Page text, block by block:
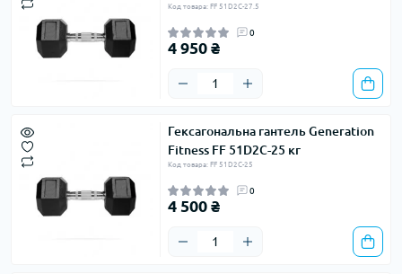
Код товара: FF 51D2C-27.5
0
4 950 ₴
Гексагональна гантель Generation
Fitness FF 51D2C-25 кг
Код товара: FF 51D2C-25
0
4 500 ₴